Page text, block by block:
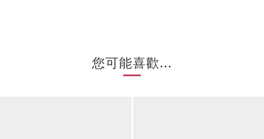
您可能喜歡...